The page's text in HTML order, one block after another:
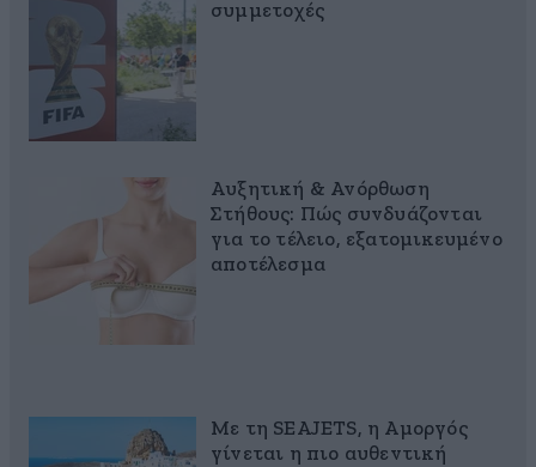
συμμετοχές
Αυξητική & Ανόρθωση
Στήθους: Πώς συνδυάζονται
για το τέλειο, εξατομικευμένο
αποτέλεσμα
Με τη SEAJETS, η Αμοργός
γίνεται η πιο αυθεντική